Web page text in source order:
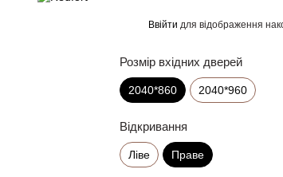
Ввійти для відображення
Розмір вхідних дверей
2040*860 2040*960
Відкривання
Ліве Праве